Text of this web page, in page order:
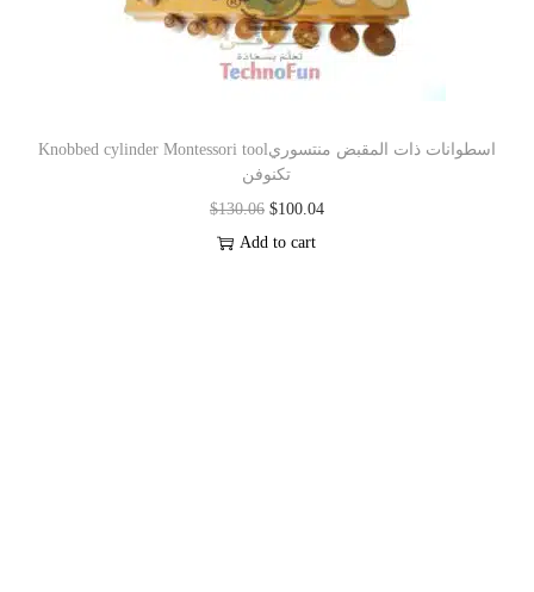
Knobbed cylinder Montessori toolاسطوانات ذات المقبض منتسوري
تكنوفن
$130.06 $100.04
Add to cart